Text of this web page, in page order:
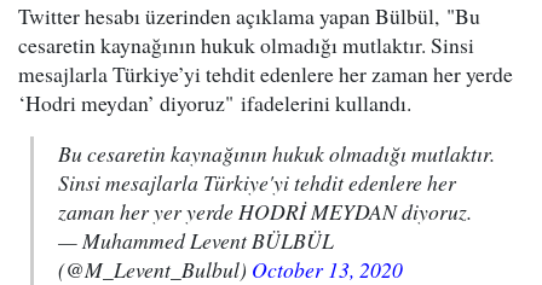
Twitter hesabı üzerinden açıklama yapan Bülbül, "Bu
cesaretin kaynağının hukuk olmadığı mutlaktır. Sinsi
mesajlarla Türkiye’yi tehdit edenlere her zaman her yerde
‘Hodri meydan’ diyoruz" ifadelerini kullandı.
Bu cesaretin kaynağının hukuk olmadığı mutlaktır.
Sinsi mesajlarla Türkiye'yi tehdit edenlere her
zaman her yer yerde HODRİ MEYDAN diyoruz.
— Muhammed Levent BÜLBÜL
(@M_Levent_Bulbul) October 13, 2020